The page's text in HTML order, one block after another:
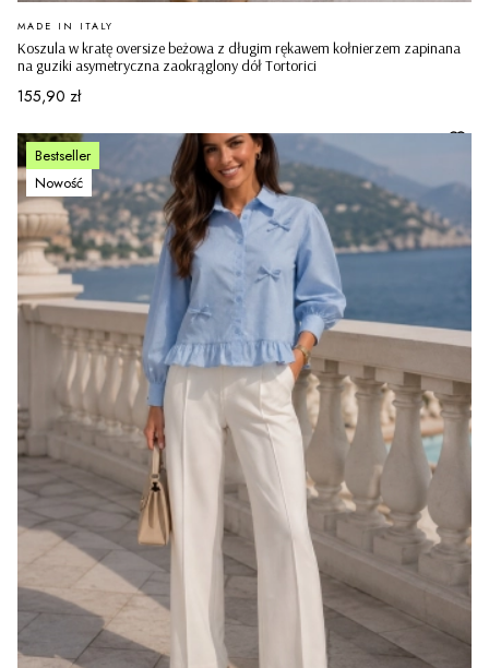
Koszula w kratę oversize beżowa z długim rękawem kołnierzem zapinana
na guziki asymetryczna zaokrąglony dół Tortorici
PRODUCENT
MADE IN ITALY
Cena
155,90 zł
Bestseller
Nowość